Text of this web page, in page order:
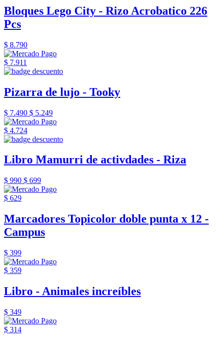
Bloques Lego City - Rizo Acrobatico 226
Pcs
$ 8.790
$ 7.911
Pizarra de lujo - Tooky
$ 7.490 $ 5.249
$ 4.724
Libro Mamurri de activdades - Riza
$ 990 $ 699
$ 629
Marcadores Topicolor doble punta x 12 -
Campus
$ 399
$ 359
Libro - Animales increíbles
$ 349
$ 314